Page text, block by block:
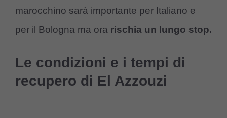
marocchino sarà importante per Italiano e
per il Bologna ma ora rischia un lungo stop.
Le condizioni e i tempi di
recupero di El Azzouzi